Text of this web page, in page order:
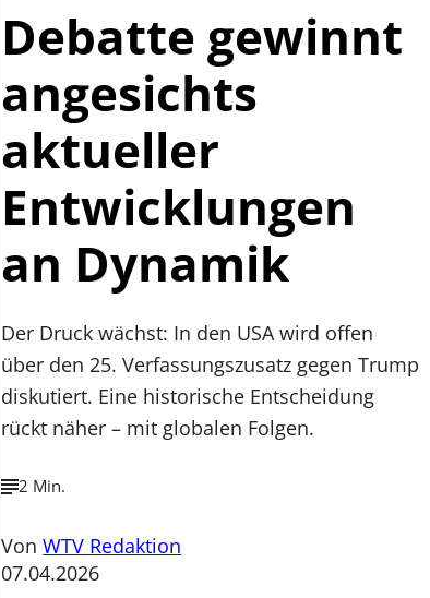
Debatte gewinnt
angesichts
aktueller
Entwicklungen
an Dynamik
Der Druck wächst: In den USA wird offen
über den 25. Verfassungszusatz gegen Trump
diskutiert. Eine historische Entscheidung
rückt näher – mit globalen Folgen.
2 Min.
VonWTV Redaktion
07.04.2026